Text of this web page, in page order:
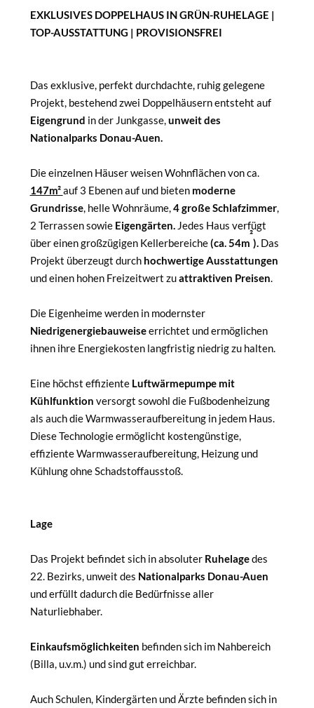
EXKLUSIVES DOPPELHAUS IN GRÜN-RUHELAGE |
TOP-AUSSTATTUNG | PROVISIONSFREI
Das exklusive, perfekt durchdachte, ruhig gelegene
Projekt, bestehend zwei Doppelhäusern entsteht auf
Eigengrund in der Junkgasse,unweit des
Nationalparks Donau-Auen.
Die einzelnen Häuser weisen Wohnflächen von ca.
147m²auf 3 Ebenen auf und bieten moderne
Grundrisse, helle Wohnräume,4 große Schlafzimmer,
2 Terrassen sowie Eigengärten. Jedes Haus verfügt
über einengroßzügigen Kellerbereiche(ca. 54m
²
). Das
Projekt überzeugt durch hochwertige Ausstattungen
und einen hohen Freizeitwert zuattraktiven Preisen.
Die Eigenheime werden in modernster
Niedrigenergiebauweiseerrichtet und ermöglichen
ihnen ihre Energiekosten langfristig niedrig zu halten.
Eine höchst effiziente Luftwärmepumpe mit
Kühlfunktion versorgt sowohl die Fußbodenheizung
als auch die Warmwasseraufbereitung in jedem Haus.
Diese Technologie ermöglicht kostengünstige,
effiziente Warmwasseraufbereitung, Heizung und
Kühlung ohne Schadstoffausstoß.
Lage
Das Projekt befindet sich in absoluter Ruhelagedes
22. Bezirks, unweit des Nationalparks Donau-Auen
und erfüllt dadurch die Bedürfnisse aller
Naturliebhaber.
Einkaufsmöglichkeiten befinden sich im Nahbereich
(Billa, u.v.m.) und sind gut erreichbar.
Auch Schulen, Kindergärten und Ärzte befinden sich in